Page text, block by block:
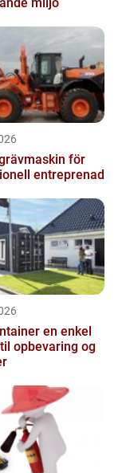
för
entreprenad
en enkel
opbevaring og